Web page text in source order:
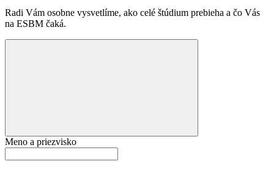
Radi Vám osobne vysvetlíme, ako celé štúdium prebieha a čo Vás
na ESBM čaká.
Meno a priezvisko